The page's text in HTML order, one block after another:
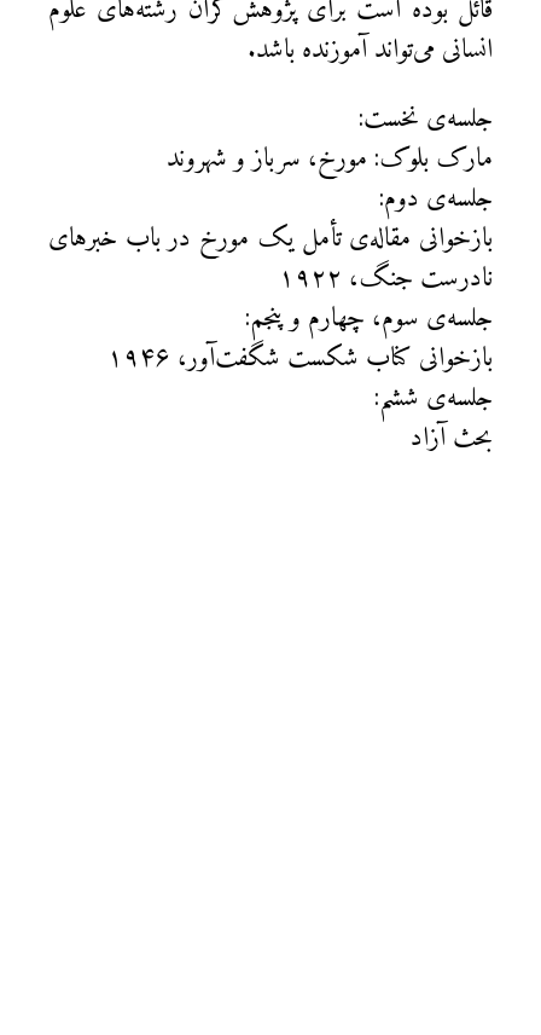
قائل بوده است برای پژوهش‌گران رشته‌های علوم
انسانی می‌تواند آموزنده باشد.
جلسه‌ی نخست:
مارک بلوک: مورخ، سرباز و شهروند
جلسه‌ی دوم:
بازخوانی مقاله‌ی تأمل یک مورخ در باب خبرهای
نادرست جنگ، ۱۹۲۲
جلسه‌ی سوم، چهارم و پنجم:
بازخوانی کناب شکست شگفت‌آور، ۱۹۴۶
جلسه‌ی ششم:
بحث آزاد